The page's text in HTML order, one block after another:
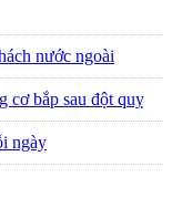
nước ngoài
cơ bắp sau đột quỵ
ngày